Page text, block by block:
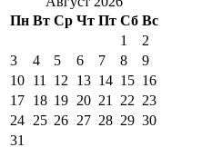
Пн Вт Ср Чт Пт Сб Вс
1
2
3
4 5 6 7 8
9
10 11 12 13 14 15 16
17 18 19 20 21 22 23
24 25 26 27 28 29 30
31